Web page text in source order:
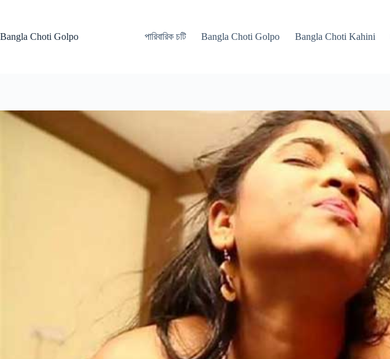
Bangla Choti Golpo
পারিবারিক চটি Bangla Choti Golpo Bangla Choti Kahini